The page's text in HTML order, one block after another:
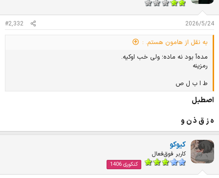
2026/5/24
#2,332
به نقل از هامون هستم. :
مده‌آ بود نه ماده؛ ولی خب اوکیه.
رمزینه
ط ا ب ل ص
اصطبل
ه ز ق ذ ن و
کیوکو
کاربر فوق‌فعال
کنکوری 1406